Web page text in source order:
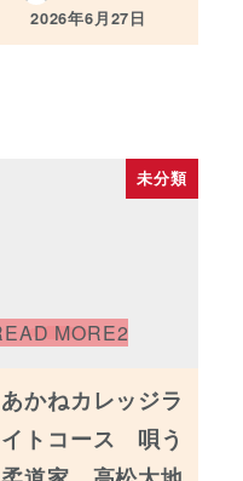
投稿日
2026年6月27日
未分類
あかねカレッジラ
イトコース 唄う